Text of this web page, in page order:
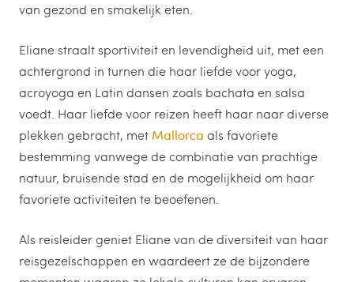
van gezond en smakelijk eten.
Eliane straalt sportiviteit en levendigheid uit, met een
achtergrond in turnen die haar liefde voor yoga,
acroyoga en Latin dansen zoals bachata en salsa
voedt. Haar liefde voor reizen heeft haar naar diverse
plekken gebracht, met Mallorca als favoriete
bestemming vanwege de combinatie van prachtige
natuur, bruisende stad en de mogelijkheid om haar
favoriete activiteiten te beoefenen.
Als reisleider geniet Eliane van de diversiteit van haar
reisgezelschappen en waardeert ze de bijzondere